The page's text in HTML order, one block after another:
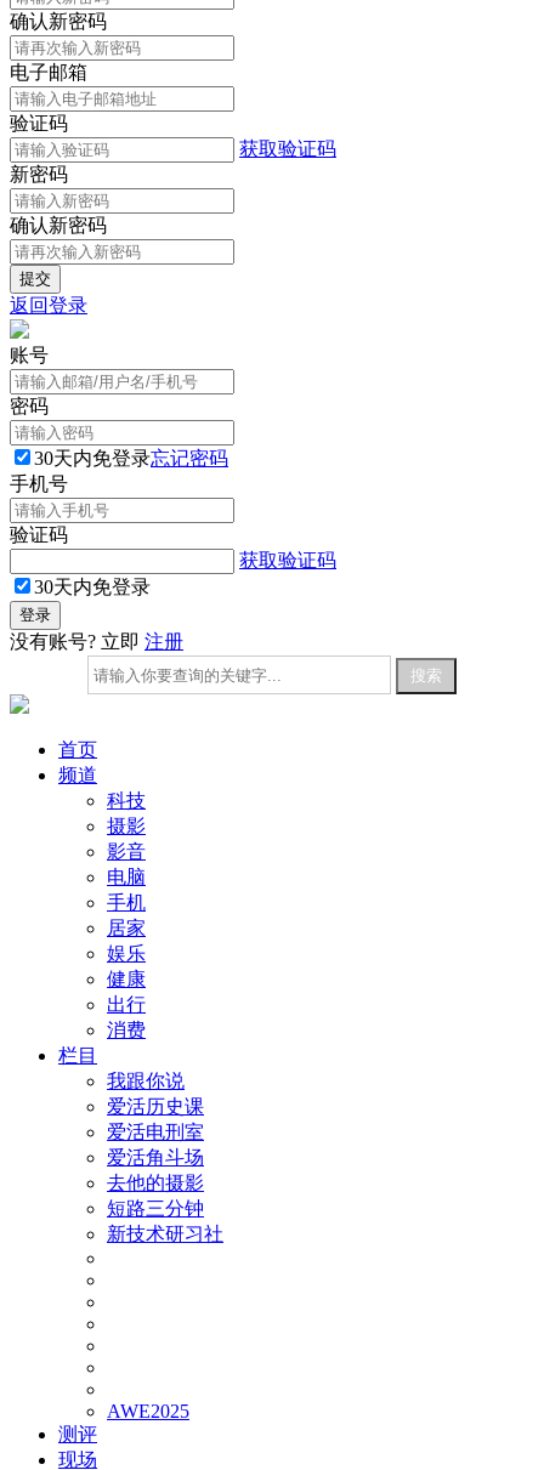
确认新密码
电子邮箱
验证码
获取验证码
新密码
确认新密码
返回登录
账号
密码
30天内免登录忘记密码
手机号
验证码
获取验证码
30天内免登录
没有账号? 立即 注册
首页
频道
科技
摄影
影音
电脑
手机
居家
娱乐
健康
出行
消费
栏目
我跟你说
爱活历史课
爱活电刑室
爱活角斗场
去他的摄影
短路三分钟
新技术研习社
AWE2025
测评
现场